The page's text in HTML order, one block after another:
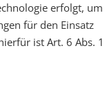
erfolgt, um
für den Einsatz
ist Art. 6 Abs. 1